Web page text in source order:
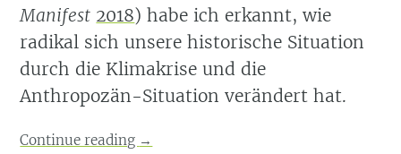
Manifest 2018) habe ich erkannt, wie
radikal sich unsere historische Situation
durch die Klimakrise und die
Anthropozän-Situation verändert hat.
Continue reading →